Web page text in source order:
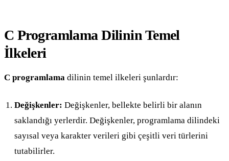
C Programlama Dilinin Temel
İlkeleri
C programlama dilinin temel ilkeleri şunlardır:
Değişkenler: Değişkenler, bellekte belirli bir alanın
saklandığı yerlerdir. Değişkenler, programlama dilindeki
sayısal veya karakter verileri gibi çeşitli veri türlerini
tutabilirler.